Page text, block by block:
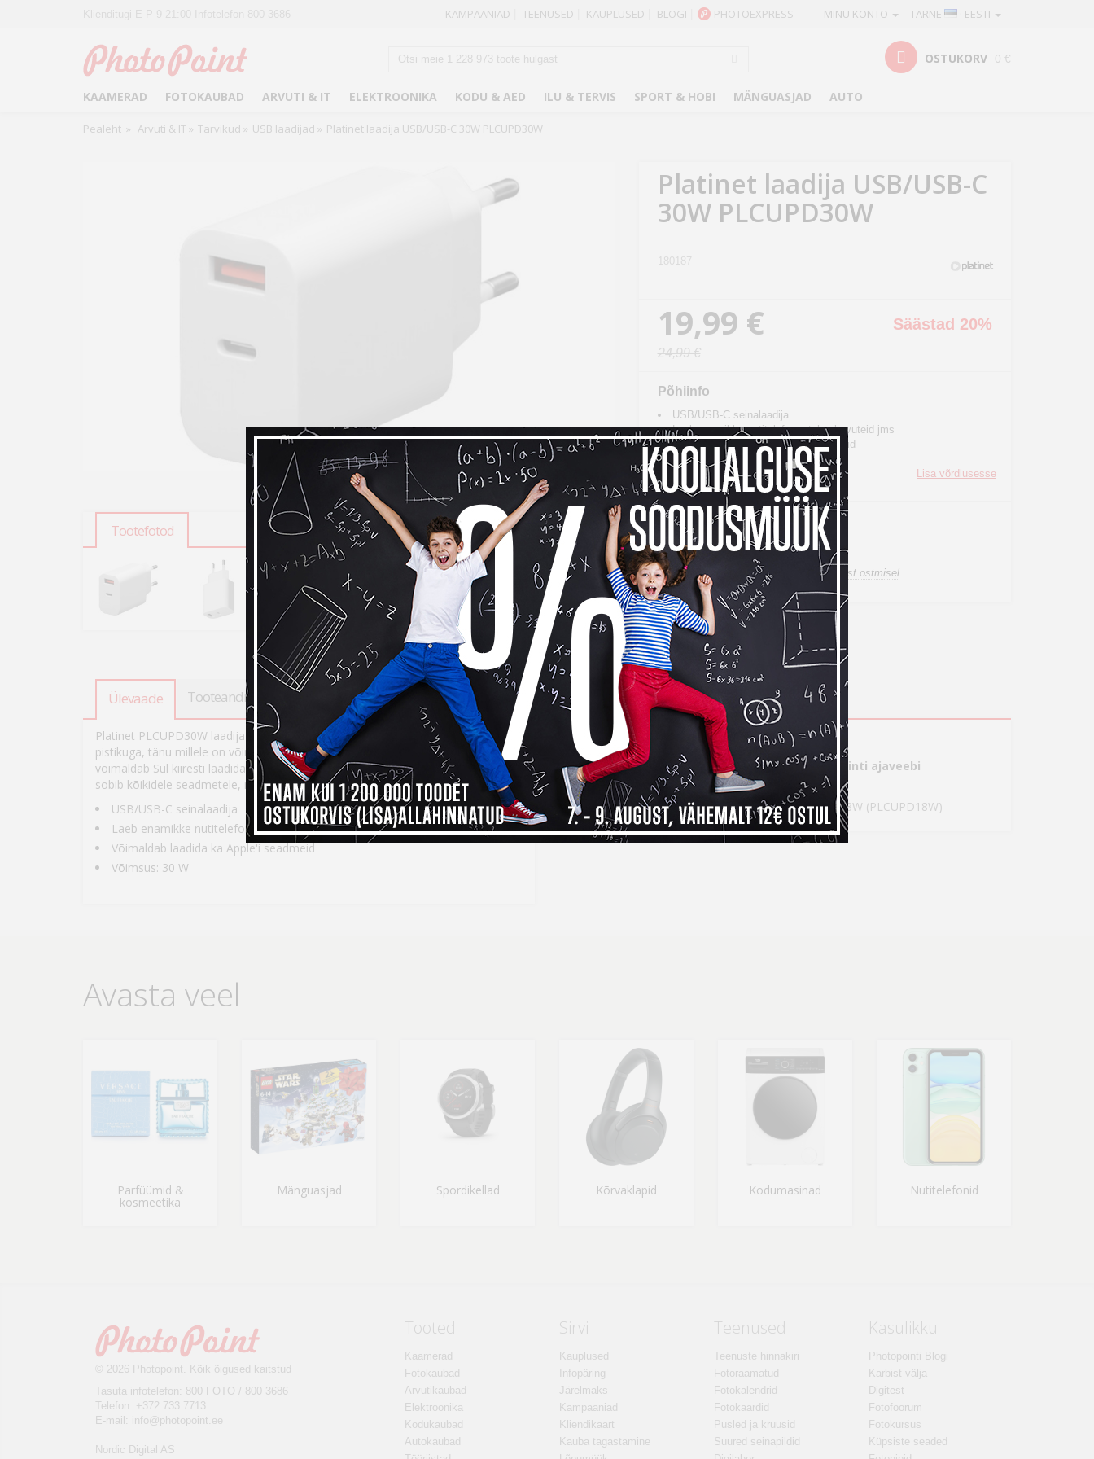
TARNE · EESTI
MINU KONTO
KAMPAANIAD TEENUSED KAUPLUSED BLOGI PHOTOEXPRESS
OSTUKORV 0 €
KAAMERAD FOTOKAUBAD ARVUTI & IT ELEKTROONIKA KODU & AED ILU & TERVIS SPORT & HOBI MÄNGUASJAD AUTO
Pealeht » Arvuti & IT » Tarvikud » USB laadijad » Platinet laadija USB/USB-C 30W PLCUPD30W
Tootefotod
Platinet laadija USB/USB-C
30W PLCUPD30W
180187
19,99 € Säästad 20%
24,99 €
Põhiinfo
USB/USB-C seinalaadija
Laeb enamikku nutitelefone, tahvelarvuteid jms
Võimaldab laadida ka Apple'i seadmeid
Võimsus: 30 W
Lisa võrdlusesse
Ajutiselt otsas – telli ette
Kohaletoimetamine al. 0 €
14 14 päeva tagastusõigus internetist ostmisel
Ülevaade Tooteandmed Kokkusobivad tooted Tarneinfo Saadavus
Platinet PLCUPD30W laadija on varustatudPower Delivery
funktsiooniga USB-C
pistikuga, tänu millele on võimalik läbi pordi rohkem energiat saata. See
võimaldab Sul kiiresti laadida nutitelefone, tahvelarvuteid või sülearvuteid. Laadija
sobib kõikidele seadmetele, millel on kuni 30 W energiatarbega USB-C port.
USB/USB-C seinalaadija
Laeb enamikke nutitelefone, tahvelarvuteid jms
Võimaldab laadida ka Apple'i seadmeid
Võimsus: 30 W
Seda toodet on mainitud järgmistes Photopointi ajaveebi
postitustes:
Kasulik vidin #362: Platinet laadija USB/USB-C 18W (PLCUPD18W)
Avasta veel
Parfüümid &
kosmeetika
Mänguasjad Spordikellad Kõrvaklapid Kodumasinad Nutitelefonid
© 2026 Photopoint. Kõik õigused kaitstud
Tasuta infotelefon: 800 FOTO / 800 3686
Telefon: +372 733 7713
E-mail: info@photopoint.ee
Nordic Digital AS
Tooted
Kaamerad
Fotokaubad
Arvutikaubad
Elektroonika
Kodukaubad
Autokaubad
Sirvi
Kauplused
Infopäring
Järelmaks
Kampaaniad
Kliendikaart
Kauba tagastamine
Teenused
Teenuste hinnakiri
Fotoraamatud
Fotokalendrid
Fotokaardid
Pusled ja kruusid
Suured seinapildid
Kasulikku
Photopointi Blogi
Karbist välja
Digitest
Fotofoorum
Fotokursus
Küpsiste seaded